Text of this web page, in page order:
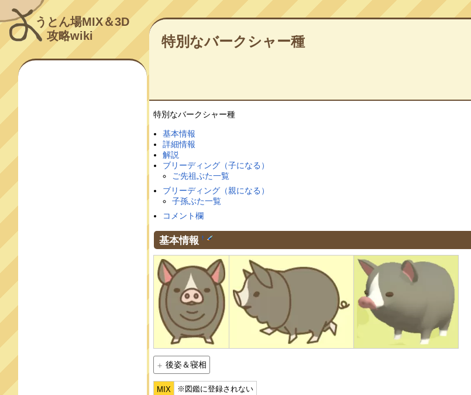
うとん場MIX＆3D
攻略wiki
特別なバークシャー種
特別なバークシャー種
基本情報
詳細情報
解説
ブリーディング（子になる）
ご先祖ぶた一覧
ブリーディング（親になる）
子孫ぶた一覧
コメント欄
基本情報 †
後姿＆寝相
MIX
※図鑑に登録されない